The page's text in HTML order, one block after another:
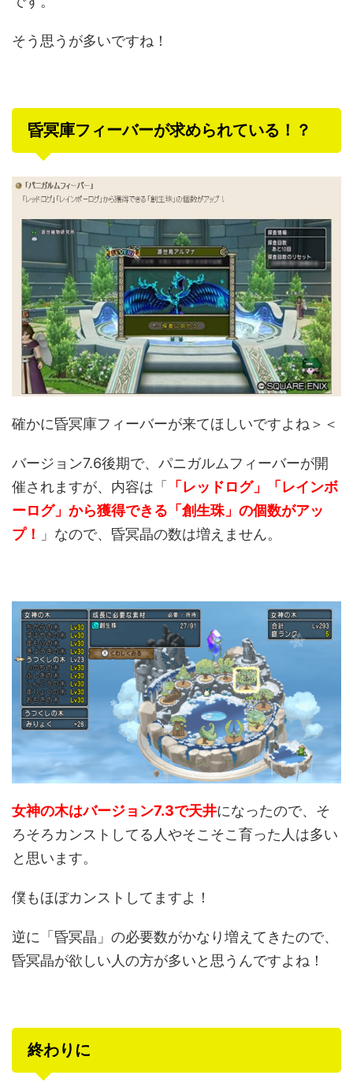
そう思うが多いですね！
昏冥庫フィーバーが求められている！？
確かに昏冥庫フィーバーが来てほしいですよね＞＜
バージョン7.6後期で、パニガルムフィーバーが開
催されますが、内容は「 「レッドログ」「レインボ
ーログ」から獲得できる「創生珠」の個数がアッ
プ！
」なので、昏冥晶の数は増えません。
女神の木はバージョン7.3で天井になったので、そ
ろそろカンストしてる人やそこそこ育った人は多い
と思います。
僕もほぼカンストしてますよ！
逆に「昏冥晶」の必要数がかなり増えてきたので、
昏冥晶が欲しい人の方が多いと思うんですよね！
終わりに